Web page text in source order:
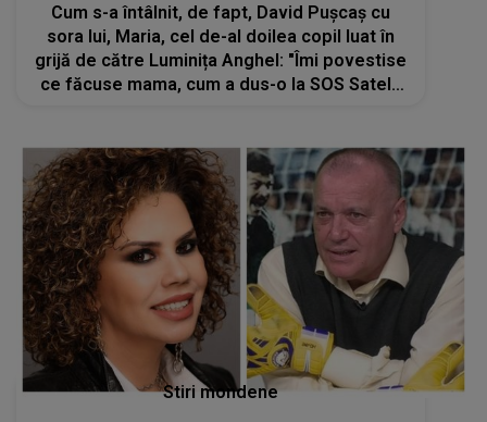
Cum s-a întâlnit, de fapt, David Pușcaș cu
sora lui, Maria, cel de-al doilea copil luat în
grijă de către Luminița Anghel: "Îmi povestise
ce făcuse mama, cum a dus-o la SOS Satele
Stiri mondene